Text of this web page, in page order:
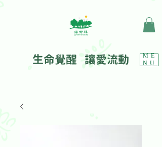
ME
NU
生命覺醒 讓愛流動